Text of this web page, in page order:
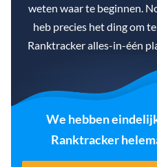
weten waar te beginnen.
heb precies het ding om
Ranktracker alles-in-één
We hebben
Ranktracker